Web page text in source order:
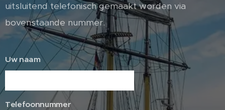
uitsluitend telefonisch gemaakt worden via
bovenstaande nummer.
Uw naam
Telefoonnummer